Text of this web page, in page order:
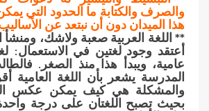
والصرف والكتابة ما الحدود التي
هذا الميدان دون أن نبتعد عن
** اللغة العربية صعبة ولاشك،
أعتقد وجود لغتين في الاستعمال:
عامية، ويبدأ هذا منذ الصغر.
المدرسة يشعر بأن اللغة العامية
والمشكلة هي كيف يمكن عكس
بحيث تصبح اللغتان على درجة